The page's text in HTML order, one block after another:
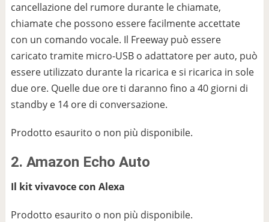
cancellazione del rumore durante le chiamate,
chiamate che possono essere facilmente accettate
con un comando vocale. Il Freeway può essere
caricato tramite micro-USB o adattatore per auto, può
essere utilizzato durante la ricarica e si ricarica in sole
due ore. Quelle due ore ti daranno fino a 40 giorni di
standby e 14 ore di conversazione.
Prodotto esaurito o non più disponibile.
2. Amazon Echo Auto
Il kit vivavoce con Alexa
Prodotto esaurito o non più disponibile.